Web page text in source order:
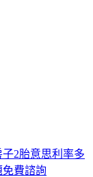
2胎意思利率多
免費諮詢